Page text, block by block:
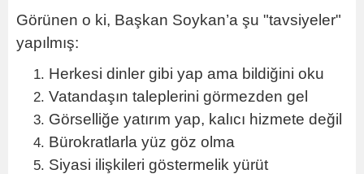
Görünen o ki, Başkan Soykan’a şu "tavsiyeler"
yapılmış:
Herkesi dinler gibi yap ama bildiğini oku
Vatandaşın taleplerini görmezden gel
Görselliğe yatırım yap, kalıcı hizmete değil
Bürokratlarla yüz göz olma
Siyasi ilişkileri göstermelik yürüt